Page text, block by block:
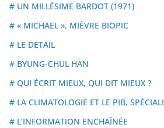
# UN MILLÉSIME BARDOT (1971)
# « MICHAEL », MIÈVRE BIOPIC
# LE DETAIL
# BYUNG-CHUL HAN
# QUI ÉCRIT MIEUX, QUI DIT MIEUX ?
# LA CLIMATOLOGIE ET LE PIB,
# L’INFORMATION ENCHAÎNÉE